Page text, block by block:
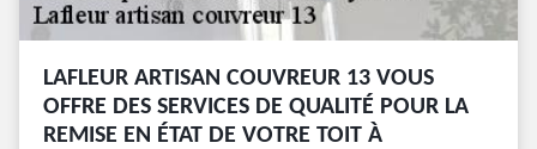
LAFLEUR ARTISAN COUVREUR 13 VOUS
OFFRE DES SERVICES DE QUALITÉ POUR LA
REMISE EN ÉTAT DE VOTRE TOIT À